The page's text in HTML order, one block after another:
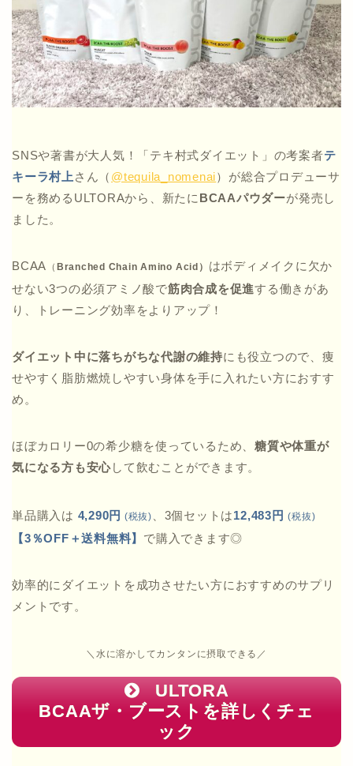
SNSや著書が大人気！「テキ村式ダイエット」の考案者テ
キーラ村上 さん（ @tequila_nomenai）が総合プロデューサ
ーを務めるULTORAから、新たに BCAAパウダーが発売し
ました。
BCAA （ Branched Chain Amino Acid）
はボディメイクに欠か
せない3つの必須アミノ酸で筋肉合成を促進する働きがあ
り、トレーニング効率をよりアップ！
ダイエット中に落ちがちな代謝の維持にも役立つので、痩
せやすく脂肪燃焼しやすい身体を手に入れたい方におすす
め。
ほぼカロリー0の希少糖を使っているため、糖質や体重が
気になる方も安心して飲むことができます。
単品購入は 4,290円 (税抜) 、3個セットは12,483円(税抜)
【3％OFF＋送料無料】 で購入できます◎
効率的にダイエットを成功させたい方におすすめのサプリ
メントです。
＼水に溶かしてカンタンに摂取できる／
ULTORA
BCAAザ・ブーストを詳しくチェ
ック